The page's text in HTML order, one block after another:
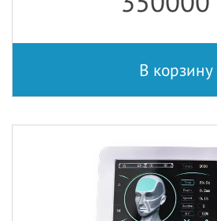
В корзину